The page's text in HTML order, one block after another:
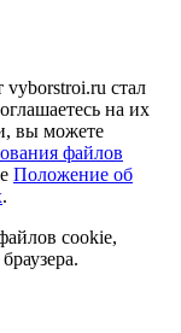
стал
на их
вы можете
файлов
Положение об
.
cookie,